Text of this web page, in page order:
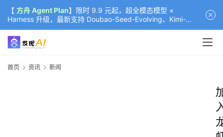
【 方舟 Agent Plan】限时 9.9 元起，超全模态模型 ×
Harness 升级，最新支持 Doubao-Seed-Evolving、Kimi-
K3（部分）、GLM-5.2
首页 资讯 新闻